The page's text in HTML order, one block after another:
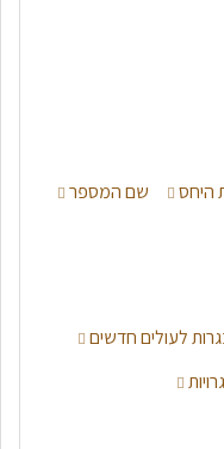
היחס
שם המספר
לעולים חדשים